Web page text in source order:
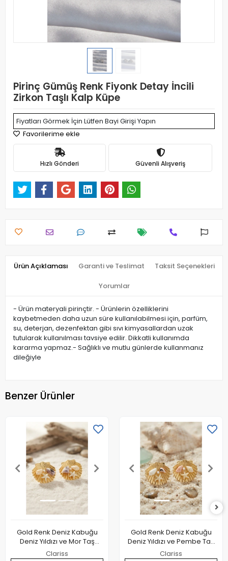
Pirinç Gümüş Renk Fiyonk Detay İncili
Zirkon Taşlı Kalp Küpe
Fiyatları Görmek İçin Lütfen Bayi Girişi Yapın
Favorilerime ekle
Hızlı Gönderi Güvenli Alışveriş
Ürün Açıklaması Garanti ve Teslimat Taksit Seçenekleri
Yorumlar
- Ürün materyali pirinçtir. - Ürünlerin özelliklerini
kaybetmeden daha uzun süre kullanılabilmesi için, parfüm,
su, deterjan, dezenfektan gibi sıvı kimyasallardan uzak
tutularak kullanılması tavsiye edilir. Dikkatli kullanımda
kararma yapmaz.- Sağlıklı ve mutlu günlerde kullanmanız
dileğiyle
Benzer Ürünler
Gold Renk Deniz Kabuğu
Deniz Yıldızı ve Mor Taş
Detaylı Küpe
Clariss
Gold Renk Deniz Kabuğu
Deniz Yıldızı ve Pembe Taş
Detaylı Küpe
Clariss